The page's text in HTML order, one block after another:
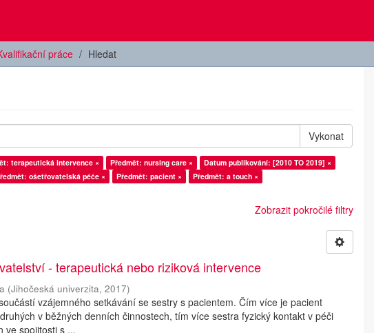
práce Hledat
Vykonat
terapeutická intervence × Předmět: nursing care ×
Datum publikování: [2010 TO 2019] ×
ošetřovatelská péče × Předmět: pacient ×
Předmět: a touch ×
Zobrazit pokročilé filtry
- terapeutická nebo riziková intervence
(Jihočeská univerzita,2017)
vzájemného setkávání se sestry s pacientem. Čím více je pacient
v běžných denních činnostech, tím více sestra fyzický kontakt v péči
ve spojitosti s ...